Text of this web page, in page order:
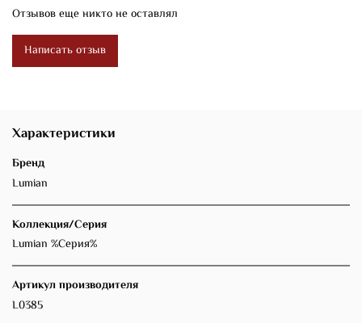
Отзывов еще никто не оставлял
Написать отзыв
Характеристики
Бренд
Lumian
Коллекция/Серия
Lumian %Серия%
Артикул производителя
L0385